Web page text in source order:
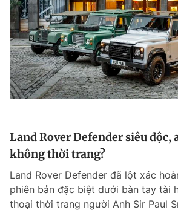
Land Rover Defender siêu độc,
không thời trang?
Land Rover Defender đã lột xác
phiên bản đặc biệt dưới bàn tay tài
thoại thời trang người Anh Sir Paul